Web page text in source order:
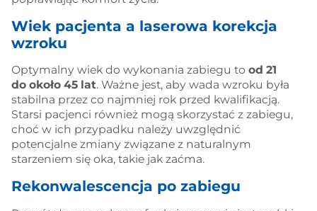
Wiek pacjenta a laserowa korekcja
wzroku
Optymalny wiek do wykonania zabiegu to od 21
do około 45 lat. Ważne jest, aby wada wzroku była
stabilna przez co najmniej rok przed kwalifikacją.
Starsi pacjenci również mogą skorzystać z zabiegu,
choć w ich przypadku należy uwzględnić
potencjalne zmiany związane z naturalnym
starzeniem się oka, takie jak zaćma.
Rekonwalescencja po zabiegu